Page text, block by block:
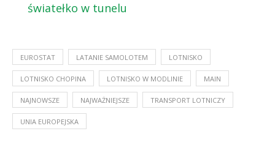
światełko w tunelu
EUROSTAT LATANIE SAMOLOTEM LOTNISKO
LOTNISKO CHOPINA LOTNISKO W MODLINIE MAIN
NAJNOWSZE NAJWAŻNIEJSZE TRANSPORT LOTNICZY
UNIA EUROPEJSKA